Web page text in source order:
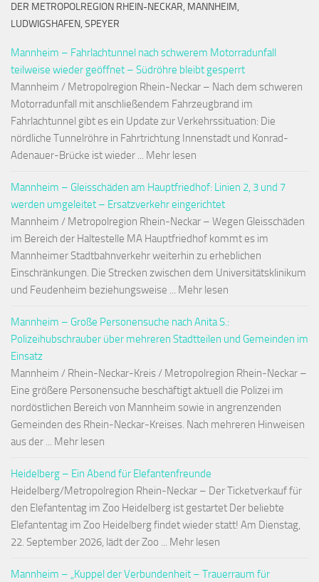
DER METROPOLREGION RHEIN-NECKAR, MANNHEIM,
LUDWIGSHAFEN, SPEYER
Mannheim – Fahrlachtunnel nach schwerem Motorradunfall
teilweise wieder geöffnet – Südröhre bleibt gesperrt
Mannheim / Metropolregion Rhein-Neckar – Nach dem schweren
Motorradunfall mit anschließendem Fahrzeugbrand im
Fahrlachtunnel gibt es ein Update zur Verkehrssituation: Die
nördliche Tunnelröhre in Fahrtrichtung Innenstadt und Konrad-
Adenauer-Brücke ist wieder ... Mehr lesen
Mannheim – Gleisschäden am Hauptfriedhof: Linien 2, 3 und 7
werden umgeleitet – Ersatzverkehr eingerichtet
Mannheim / Metropolregion Rhein-Neckar – Wegen Gleisschäden
im Bereich der Haltestelle MA Hauptfriedhof kommt es im
Mannheimer Stadtbahnverkehr weiterhin zu erheblichen
Einschränkungen. Die Strecken zwischen dem Universitätsklinikum
und Feudenheim beziehungsweise ... Mehr lesen
Mannheim – Große Personensuche nach Anita S.:
Polizeihubschrauber über mehreren Stadtteilen und Gemeinden im
Einsatz
Mannheim / Rhein-Neckar-Kreis / Metropolregion Rhein-Neckar –
Eine größere Personensuche beschäftigt aktuell die Polizei im
nordöstlichen Bereich von Mannheim sowie in angrenzenden
Gemeinden des Rhein-Neckar-Kreises. Nach mehreren Hinweisen
aus der ... Mehr lesen
Heidelberg – Ein Abend für Elefantenfreunde
Heidelberg/Metropolregion Rhein-Neckar – Der Ticketverkauf für
den Elefantentag im Zoo Heidelberg ist gestartet Der beliebte
Elefantentag im Zoo Heidelberg findet wieder statt! Am Dienstag,
22. September 2026, lädt der Zoo ... Mehr lesen
Mannheim – „Kuppel der Verbundenheit – Trauerraum für